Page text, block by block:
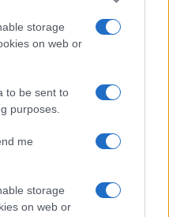
storage
on web or
to be sent to
purposes.
me
storage
on web or